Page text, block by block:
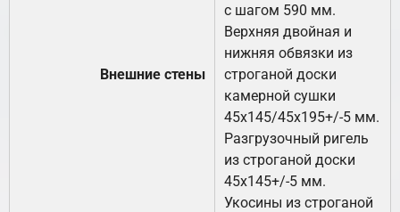
Внешние стены
с шагом 590 мм.
Верхняя двойная и
нижняя обвязки из
строганой доски
камерной сушки
45х145/45х195+/-5 мм.
Разгрузочный ригель
из строганой доски
45х145+/-5 мм.
Укосины из строганой